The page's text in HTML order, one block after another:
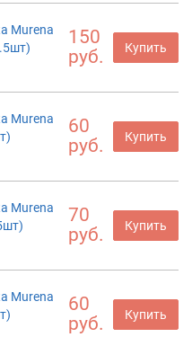
Murena
150
руб.
Купить
Murena
60
руб.
Купить
Murena
70
руб.
Купить
Murena
60
руб.
Купить